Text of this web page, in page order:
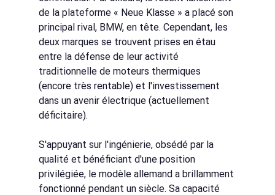
de la plateforme « Neue Klasse » a placé son
principal rival, BMW, en tête. Cependant, les
deux marques se trouvent prises en étau
entre la défense de leur activité
traditionnelle de moteurs thermiques
(encore très rentable) et l'investissement
dans un avenir électrique (actuellement
déficitaire).
S'appuyant sur l'ingénierie, obsédé par la
qualité et bénéficiant d'une position
privilégiée, le modèle allemand a brillamment
fonctionné pendant un siècle. Sa capacité